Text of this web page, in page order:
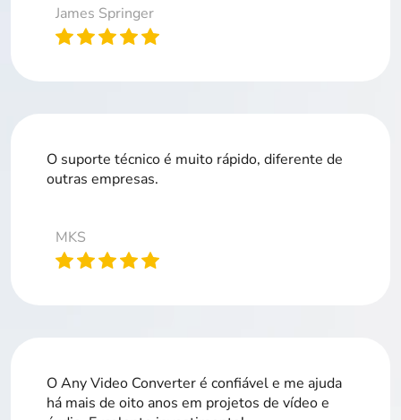
James Springer
O suporte técnico é muito rápido, diferente de
outras empresas.
MKS
O Any Video Converter é confiável e me ajuda
há mais de oito anos em projetos de vídeo e